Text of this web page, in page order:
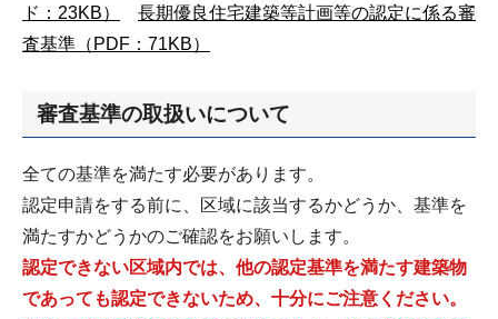
ド：23KB）
長期優良住宅建築等計画等の認定に係る審
査基準（PDF：71KB）
審査基準の取扱いについて
全ての基準を満たす必要があります。
認定申請をする前に、区域に該当するかどうか、基準を
満たすかどうかのご確認をお願いします。
認定できない区域内では、他の認定基準を満たす建築物
であっても認定できないため、十分にご注意ください。